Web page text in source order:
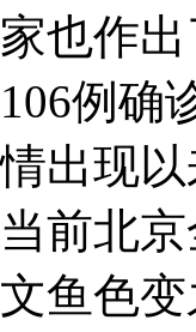
家也作
106例确
情出现
当前北
文鱼色